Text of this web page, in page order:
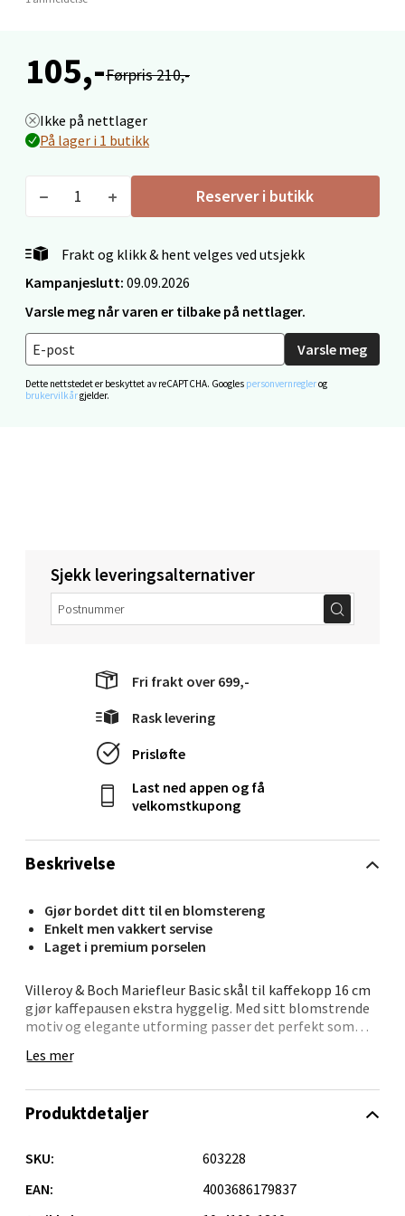
105,-Førpris 210,-
Ikke på nettlager
På lager i 1 butikk
Reserver i butikk
Frakt og klikk & hent velges ved utsjekk
Kampanjeslutt: 09.09.2026
Varsle meg når varen er tilbake på nettlager.
Varsle meg
Dette nettstedet er beskyttet av reCAPTCHA. Googles personvernreglerog
brukervilkårgjelder.
Beskrivelse
Gjør bordet ditt til en blomstereng
Enkelt men vakkert servise
Laget i premium porselen
Villeroy & Boch Mariefleur Basic skål til kaffekopp 16 cm
gjør kaffepausen ekstra hyggelig. Med sitt blomstrende
motiv og elegante utforming passer det perfekt som
søtsak ved siden av.
borddekkingen en lys og vennlig tone. Laget i premium
mikrobølgeovn – praktisk og dekorativ i ett.
• Kaffefat med diameter på 16 cm
Les mer
Sjekk leveringsalternativer
Fri frakt over 699,-
Rask levering
Prisløfte
Last ned appen og få
velkomstkupong
Produktdetaljer
SKU:
603228
EAN:
4003686179837
Molde - Moldetorget
Åpent i dag 10-18
Bolagsgata 1, 8514 Narvik
Velg
Velg
Aunasenteret, Sunndalsvegen 3, 7340 Oppdal
Åpent i dag 10-18
0 i butikk
Velg
Orkanger - Thon Senter Orkanger
Orkanger
Åpent i dag 09-18
Velg
Sandvika - Thon Senter Sandvika